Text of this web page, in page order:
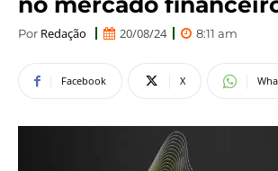
Por Redação 20/08/24 8:11 am
Facebook X